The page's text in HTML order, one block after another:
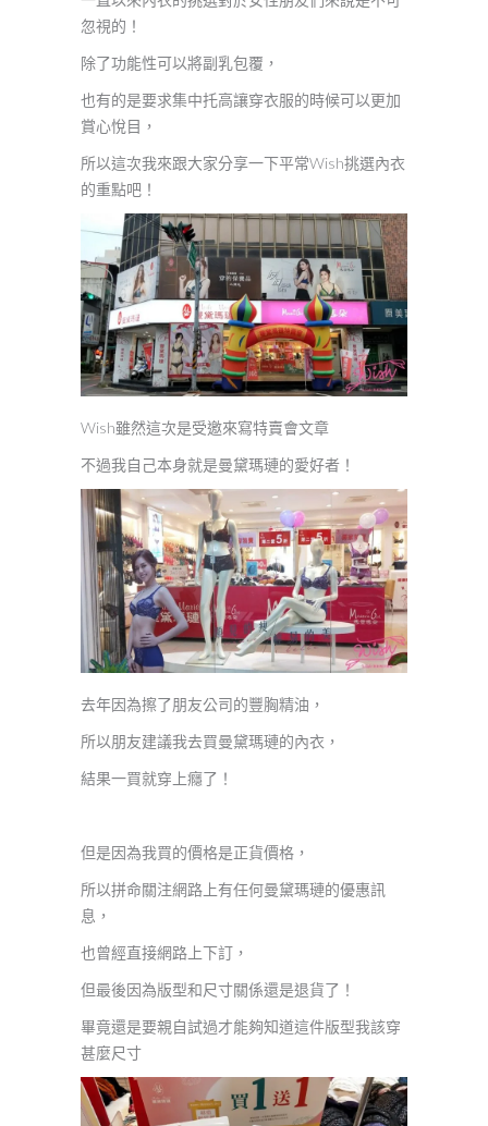
忽視的！
除了功能性可以將副乳包覆，
也有的是要求集中托高讓穿衣服的時候可以更加
賞心悅目，
所以這次我來跟大家分享一下平常Wish挑選內衣
的重點吧！
Wish雖然這次是受邀來寫特賣會文章
不過我自己本身就是曼黛瑪璉的愛好者！
去年因為擦了朋友公司的豐胸精油，
所以朋友建議我去買曼黛瑪璉的內衣，
結果一買就穿上癮了！
但是因為我買的價格是正貨價格，
所以拼命關注網路上有任何曼黛瑪璉的優惠訊
息，
也曾經直接網路上下訂，
但最後因為版型和尺寸關係還是退貨了！
畢竟還是要親自試過才能夠知道這件版型我該穿
甚麼尺寸